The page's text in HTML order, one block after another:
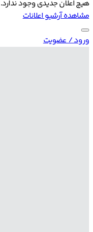
هیچ اعلان جدیدی وجود ندارد.
مشاهده آرشیو اعلانات
ورود / عضویت